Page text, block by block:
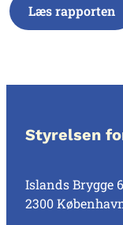
Læs rapporten
Styrelsen
Islands Brygge
2300